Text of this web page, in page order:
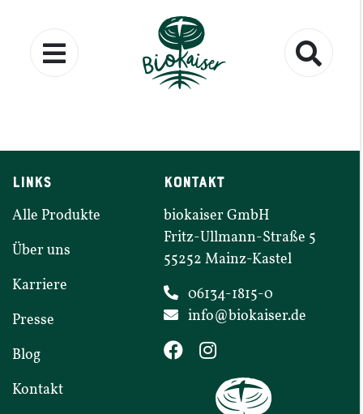
KONTAKT
biokaiser GmbH
Fritz-​​Ullmann-​​Straße 5
55252 Mainz-​​Kastel
06134-1815-0
info@​biokaiser.​de
LINKS
Alle Produkte
Über uns
Karriere
Presse
Blog
Kontakt